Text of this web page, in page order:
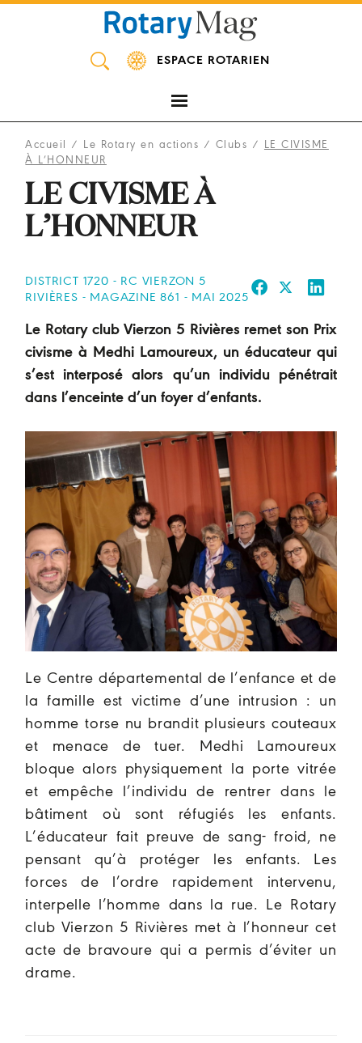
ESPACE ROTARIEN
Accueil / Le Rotary en actions / Clubs / LE CIVISME
À L’HONNEUR
LE CIVISME À
L’HONNEUR
DISTRICT 1720 - RC VIERZON 5
RIVIÈRES - MAGAZINE 861 - MAI 2025
Le Rotary club Vierzon 5 Rivières remet son Prix
civisme à Medhi Lamoureux, un éducateur qui
s’est interposé alors qu’un individu pénétrait
dans l’enceinte d’un foyer d’enfants.
Le Centre départemental de l’enfance et de
la famille est victime d’une intrusion : un
homme torse nu brandit plusieurs couteaux
et menace de tuer. Medhi Lamoureux
bloque alors physiquement la porte vitrée
et empêche l’individu de rentrer dans le
bâtiment où sont réfugiés les enfants.
L’éducateur fait preuve de sang- froid, ne
pensant qu’à protéger les enfants. Les
forces de l’ordre rapidement intervenu,
interpelle l’homme dans la rue. Le Rotary
club Vierzon 5 Rivières met à l’honneur cet
acte de bravoure qui a permis d’éviter un
drame.
Panneau de gestion des cookies